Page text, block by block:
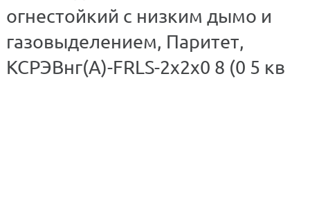
огнестойкий с низким дымо и
газовыделением, Паритет,
КСРЭВнг(А)-FRLS-2х2х0 8 (0 5 кв